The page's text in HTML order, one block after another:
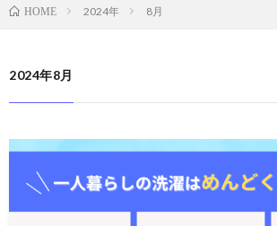
HOME 2024年 8月
2024年8月